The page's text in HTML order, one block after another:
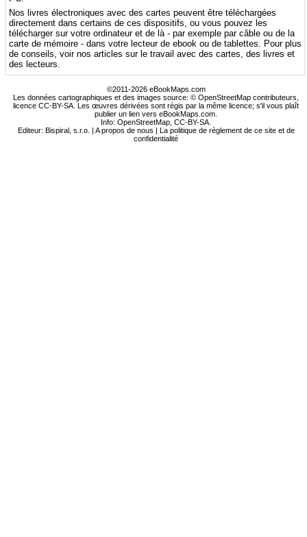
Nos livres électroniques avec des cartes peuvent être téléchargées
directement dans certains de ces dispositifs, ou vous pouvez les
télécharger sur votre ordinateur et de là - par exemple par câble ou de la
carte de mémoire - dans votre lecteur de ebook ou de tablettes. Pour plus
de conseils, voir nos articles sur le travail avec des cartes, des livres et
des lecteurs.
©2011-2026 eBookMaps.com
Les données cartographiques et des images source: © OpenStreetMap contributeurs,
licence CC-BY-SA. Les œuvres dérivées sont régis par la même licence; s'il vous plaît
publier un lien vers eBookMaps.com.
Info:OpenStreetMap ,CC-BY-SA
Editeur: Bispiral, s.r.o. | A propos de nous | La politique de règlement de ce site et de
confidentialité